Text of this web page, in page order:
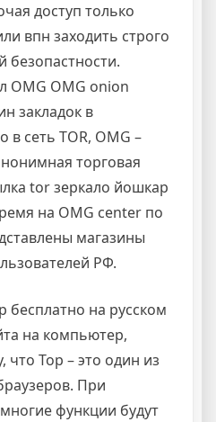
доступ только
впн заходить строго
безопастности.
OMG OMG onion
закладок в
в сеть TOR, OMG –
торговая
tor зеркало йошкар
на OMG center по
магазины
РФ.
бесплатно на русском
на компьютер,
Тор – это один из
При
функции будут